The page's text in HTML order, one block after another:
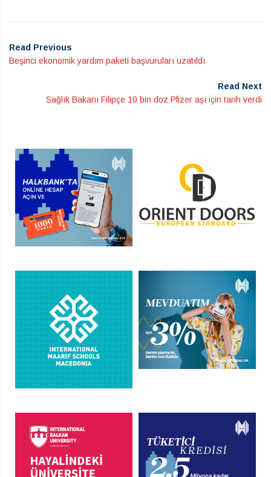
Read Previous
Beşinci ekonomik yardım paketi başvuruları uzatıldı
Read Next
Sağlık Bakanı Filipçe 10 bin doz Pfizer aşı için tarih verdi